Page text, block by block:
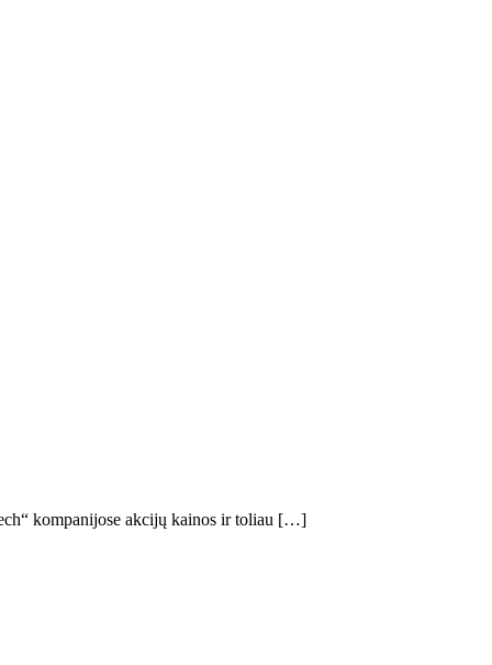
kompanijose akcijų kainos ir toliau […]